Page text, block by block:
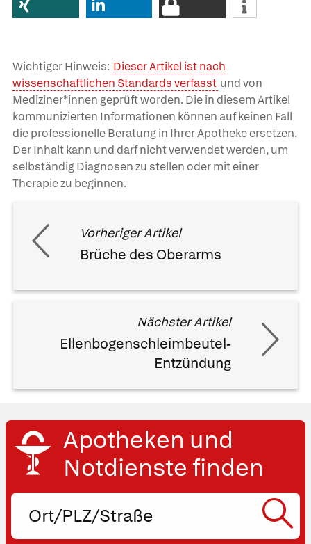
Wichtiger Hinweis: Dieser Artikel ist nach
wissenschaftlichen Standards verfasst und von
Mediziner*innen geprüft worden. Die in diesem Artikel
kommunizierten Informationen können auf keinen Fall
die professionelle Beratung in Ihrer Apotheke ersetzen.
Der Inhalt kann und darf nicht verwendet werden, um
selbständig Diagnosen zu stellen oder mit einer
Therapie zu beginnen.
Vorheriger Artikel
Brüche des Oberarms
Nächster Artikel
Ellenbogenschleimbeutel-
Entzündung
Apotheken und
Notdienste finden
Ort,
oder